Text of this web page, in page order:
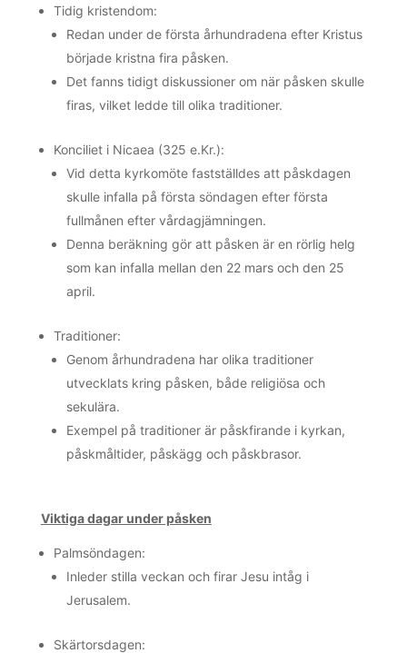
Tidig kristendom:
Redan under de första århundradena efter Kristus
började kristna fira påsken.
Det fanns tidigt diskussioner om när påsken skulle
firas, vilket ledde till olika traditioner.
Konciliet i Nicaea (325 e.Kr.):
Vid detta kyrkomöte fastställdes att påskdagen
skulle infalla på första söndagen efter första
fullmånen efter vårdagjämningen.
Denna beräkning gör att påsken är en rörlig helg
som kan infalla mellan den 22 mars och den 25
april.
Traditioner:
Genom århundradena har olika traditioner
utvecklats kring påsken, både religiösa och
sekulära.
Exempel på traditioner är påskfirande i kyrkan,
påskmåltider, påskägg och påskbrasor.
Viktiga dagar under påsken
Palmsöndagen:
Inleder stilla veckan och firar Jesu intåg i
Jerusalem.
Skärtorsdagen: